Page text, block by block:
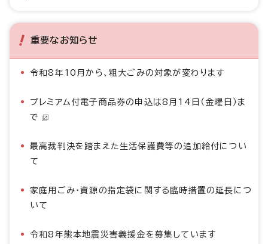
重要なお知らせ
令和8年10月から、粗大ごみの対象が変わります
プレミアム付電子商品券の申込は8月14日（金曜日）ま
で
最高裁判決を踏まえた生活保護費等の追加給付につい
て
家庭用ごみ・資源の指定袋に関する臨時措置の延長につ
いて
令和8年熊本地震災害義援金を募集しています